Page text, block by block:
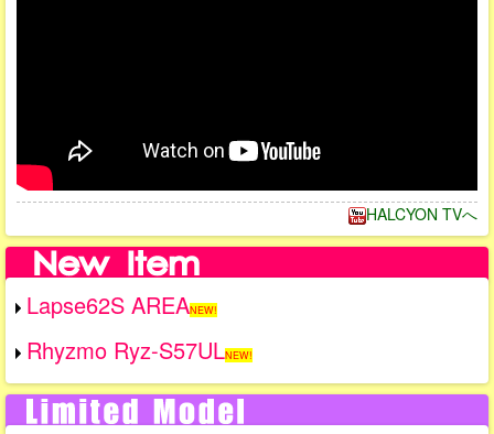
HALCYON TVへ
Lapse62S AREANEW!
Rhyzmo Ryz-S57ULNEW!